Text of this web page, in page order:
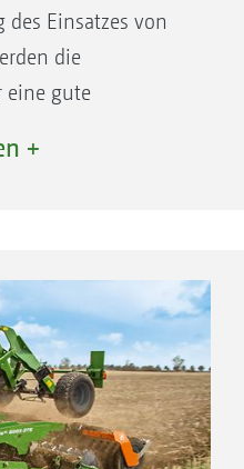
des Einsatzes von
die
eine gute
optimale
gewinnen.
mit den
passende Lösung.
+